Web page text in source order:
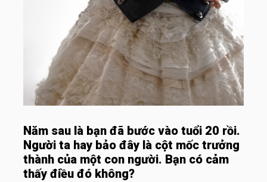
Năm sau là bạn đã bước vào tuổi 20 rồi.
Người ta hay bảo đây là cột mốc trưởng
thành của một con người. Bạn có cảm
thấy điều đó không?